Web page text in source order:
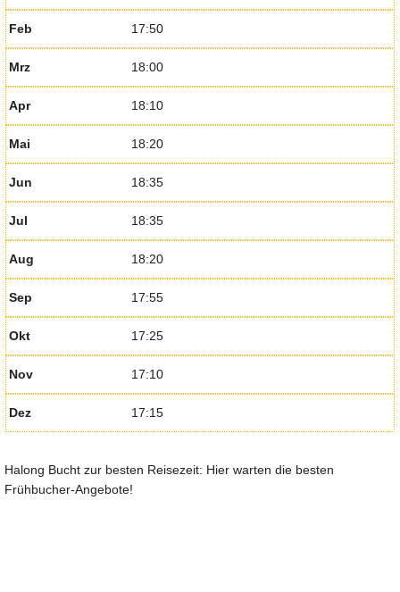
Feb 17:50
Mrz 18:00
Apr 18:10
Mai 18:20
Jun 18:35
Jul 18:35
Aug 18:20
Sep 17:55
Okt 17:25
Nov 17:10
Dez 17:15
Halong Bucht zur besten Reisezeit: Hier warten die besten
Frühbucher-Angebote!